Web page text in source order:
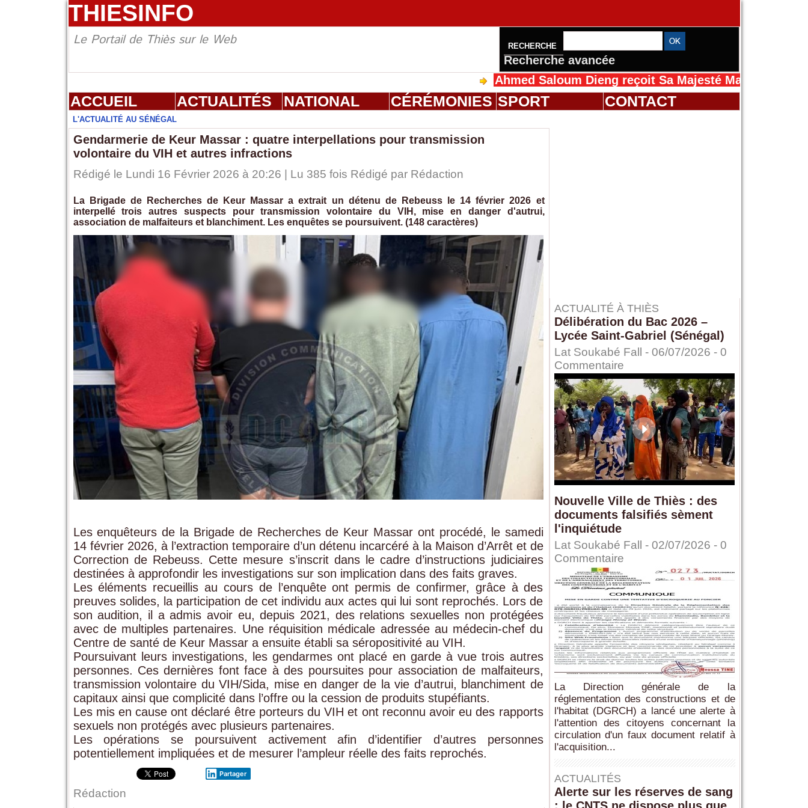
THIESINFO
Le Portail de Thiès sur le Web RECHERCHE
Recherche avancée
Ahmed Saloum Dieng reçoit Sa Majesté Mansah Cissé au
ACCUEIL ACTUALITÉS NATIONAL CÉRÉMONIES SPORT CONTACT
L'ACTUALITÉ AU SÉNÉGAL
Gendarmerie de Keur Massar : quatre interpellations pour transmission
volontaire du VIH et autres infractions
Rédigé le Lundi 16 Février 2026 à 20:26 | Lu 385 fois Rédigé par Rédaction
La Brigade de Recherches de Keur Massar a extrait un détenu de Rebeuss le 14 février 2026 et
interpellé trois autres suspects pour transmission volontaire du VIH, mise en danger d'autrui,
association de malfaiteurs et blanchiment. Les enquêtes se poursuivent. (148 caractères)
Les enquêteurs de la Brigade de Recherches de Keur Massar ont procédé, le samedi
14 février 2026, à l’extraction temporaire d’un détenu incarcéré à la Maison d’Arrêt et de
Correction de Rebeuss. Cette mesure s’inscrit dans le cadre d’instructions judiciaires
destinées à approfondir les investigations sur son implication dans des faits graves.
Les éléments recueillis au cours de l’enquête ont permis de confirmer, grâce à des
preuves solides, la participation de cet individu aux actes qui lui sont reprochés. Lors de
son audition, il a admis avoir eu, depuis 2021, des relations sexuelles non protégées
avec de multiples partenaires. Une réquisition médicale adressée au médecin-chef du
Centre de santé de Keur Massar a ensuite établi sa séropositivité au VIH.
Poursuivant leurs investigations, les gendarmes ont placé en garde à vue trois autres
personnes. Ces dernières font face à des poursuites pour association de malfaiteurs,
transmission volontaire du VIH/Sida, mise en danger de la vie d’autrui, blanchiment de
capitaux ainsi que complicité dans l’offre ou la cession de produits stupéfiants.
Les mis en cause ont déclaré être porteurs du VIH et ont reconnu avoir eu des rapports
sexuels non protégés avec plusieurs partenaires.
Les opérations se poursuivent activement afin d’identifier d’autres personnes
potentiellement impliquées et de mesurer l’ampleur réelle des faits reprochés.
Partager
Rédaction
ACTUALITÉ À THIÈS
Délibération du Bac 2026 –
Lycée Saint-Gabriel (Sénégal)
Lat Soukabé Fall - 06/07/2026 - 0
Commentaire
Nouvelle Ville de Thiès : des
documents falsifiés sèment
l'inquiétude
Lat Soukabé Fall - 02/07/2026 - 0
Commentaire
La Direction générale de la
réglementation des constructions et de
l'habitat (DGRCH) a lancé une alerte à
l'attention des citoyens concernant la
circulation d'un faux document relatif à
l'acquisition...
ACTUALITÉS
Alerte sur les réserves de sang